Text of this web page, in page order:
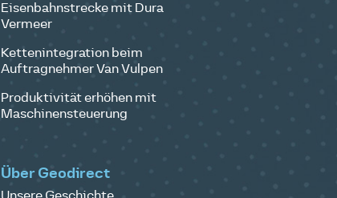
Eisenbahnstrecke mit Dura
Vermeer
Kettenintegration beim
Auftragnehmer Van Vulpen
Produktivität erhöhen mit
Maschinensteuerung
Über Geodirect
Unsere Geschichte